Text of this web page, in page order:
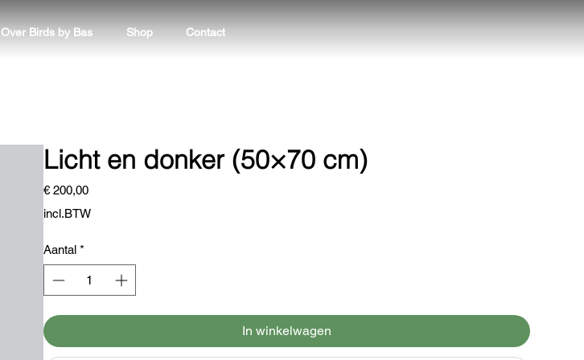
Over Birds by Bas Shop Contact
Licht en donker (50×70 cm)
€ 200,00Prijs
incl.BTW
Aantal *
In winkelwagen